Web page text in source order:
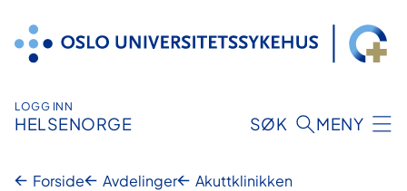
innhold
LOGG INN
HELSENORGE SØK MENY
Forside Avdelinger
Akuttklinikken